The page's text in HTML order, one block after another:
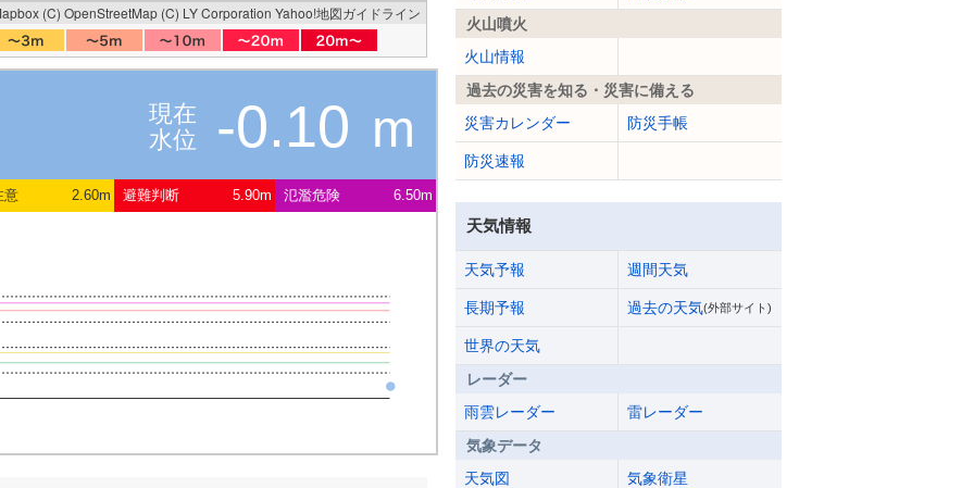
(C) OpenStreetMap (C) LY Corporation Yahoo!地図ガイドライン
現在
水位
-0.10 m
意 2.60m 避難判断 5.90m 氾濫危険 6.50m
火山噴火
火山情報
過去の災害を知る・災害に備える
災害カレンダー
防災手帳
防災速報
天気情報
天気予報 週間天気
長期予報 過去の天気(外部サイト)
世界の天気
レーダー
雨雲レーダー
雷レーダー
気象データ
天気図
気象衛星